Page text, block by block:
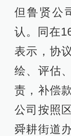
但鲁贤公
认。同在
表示，协
绘、评估
责，补偿
公司按照
舜耕街道